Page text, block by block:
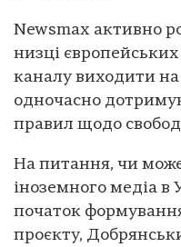
Newsmax активно
низці
каналу виходити
одночасно
правил щодо
На питання, чи
іноземного медіа в
початок
проєкту,